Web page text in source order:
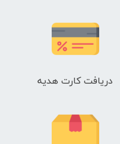
دریافت کارت هدیه